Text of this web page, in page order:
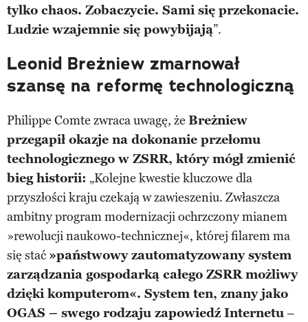
tylko chaos. Zobaczycie. Sami się przekonacie.
Ludzie wzajemnie się powybijają”.
Leonid Breżniew zmarnował
szansę na reformę technologiczną
Philippe Comte zwraca uwagę, że Breżniew
przegapił okazje na dokonanie przełomu
technologicznego w ZSRR, który mógł zmienić
bieg historii: „Kolejne kwestie kluczowe dla
przyszłości kraju czekają w zawieszeniu. Zwłaszcza
ambitny program modernizacji ochrzczony mianem
»rewolucji naukowo-technicznej«, której filarem ma
się stać »państwowy zautomatyzowany system
zarządzania gospodarką całego ZSRR możliwy
dzięki komputerom«. System ten, znany jako
OGAS – swego rodzaju zapowiedź Internetu–